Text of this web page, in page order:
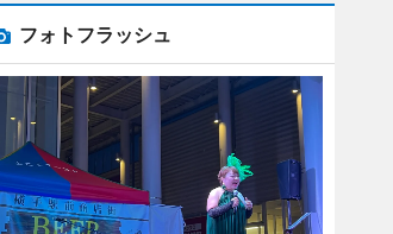
フォトフラッシュ